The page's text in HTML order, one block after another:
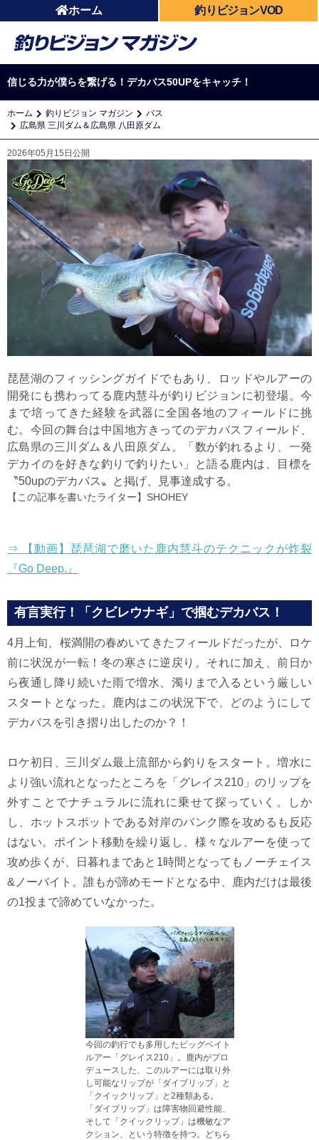
ホーム 釣りビジョンVOD
信じる力が僕らを繋げる！デカバス50UPをキャッチ！
ホーム 釣りビジョン マガジン
バス
広島県 三川ダム＆広島県 八田原ダム
2026年05月15日公開
琵琶湖のフィッシングガイドでもあり、ロッドやルアーの
開発にも携わってる鹿内慧斗が釣りビジョンに初登場。今
まで培ってきた経験を武器に全国各地のフィールドに挑
む。今回の舞台は中国地方きってのデカバスフィールド、
広島県の三川ダム＆八田原ダム。「数が釣れるより、一発
デカイのを好きな釣りで釣りたい」と語る鹿内は、目標を
〝50upのデカバス〟と掲げ、見事達成する。
【この記事を書いたライター】 SHOHEY
⇒ 【動画】琵琶湖で磨いた鹿内慧斗のテクニックが炸裂
『Go Deep.』
有言実行！「クビレウナギ」で掴むデカバス！
4月上旬、桜満開の春めいてきたフィールドだったが、ロケ
前に状況が一転！冬の寒さに逆戻り。それに加え、前日か
ら夜通し降り続いた雨で増水、濁りまで入るという厳しい
スタートとなった。鹿内はこの状況下で、どのようにして
デカバスを引き摺り出したのか？！
ロケ初日、三川ダム最上流部から釣りをスタート。増水に
より強い流れとなったところを「グレイス210」のリップを
外すことでナチュラルに流れに乗せて探っていく。しか
し、ホットスポットである対岸のバンク際を攻めるも反応
はない。ポイント移動を繰り返し、様々なルアーを使って
攻め歩くが、日暮れまであと1時間となってもノーチェイス
&ノーバイト。誰もが諦めモードとなる中、鹿内だけは最後
の1投まで諦めていなかった。
今回の釣行でも多用したビッグベイト
ルアー「グレイス210」。鹿内がプロ
デュースした、このルアーには取り外
し可能なリップが「ダイブリップ」と
「クイックリップ」と2種類ある。
「ダイブリップ」は障害物回避性能、
そして「クイックリップ」は機敏なア
クション、という特徴を持つ。どちら